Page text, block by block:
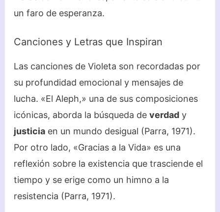
un faro de esperanza.
Canciones y Letras que Inspiran
Las canciones de Violeta son recordadas por
su profundidad emocional y mensajes de
lucha. «El Aleph,» una de sus composiciones
icónicas, aborda la búsqueda de verdady
justiciaen un mundo desigual (Parra, 1971).
Por otro lado, «Gracias a la Vida» es una
reflexión sobre la existencia que trasciende el
tiempo y se erige como un himno a la
resistencia (Parra, 1971).